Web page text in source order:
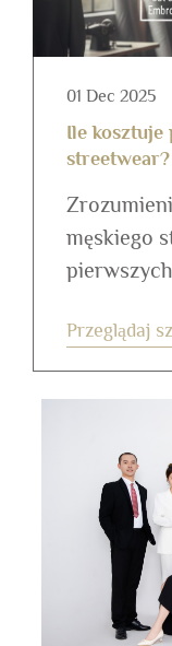
01 Dec 2025
Ile kosztuje
streetwear?
męskiego
znacznie
projektu,
Przeglądaj